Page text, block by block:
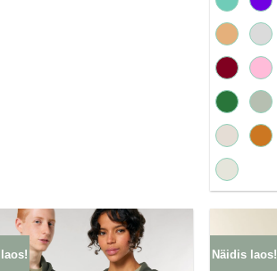
Näidis laos!